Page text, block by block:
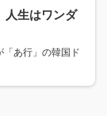
人生はワンダ
「あ行」の韓国ド